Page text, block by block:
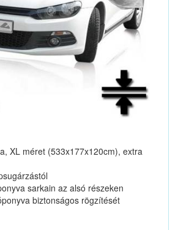
XL méret (533x177x120cm), extra
sarkain az alsó részeken
biztonságos rögzítését